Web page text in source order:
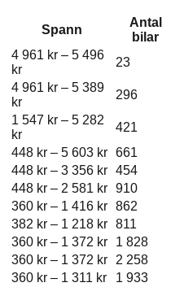
Spann
Antal
bilar
4 961 kr – 5 496
kr
23
4 961 kr – 5 389
kr
296
1 547 kr – 5 282
kr
421
448 kr – 5 603 kr 661
448 kr – 3 356 kr 454
448 kr – 2 581 kr 910
360 kr – 1 416 kr 862
382 kr – 1 218 kr 811
360 kr – 1 372 kr
1 828
360 kr – 1 372 kr
2 258
360 kr – 1 311 kr
1 933